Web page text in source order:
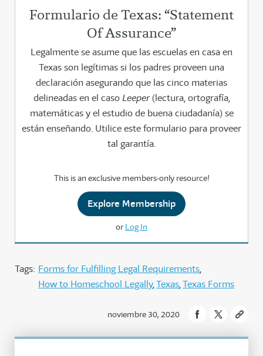
Formulario de Texas: “Statement
Of Assurance”
Legalmente se asume que las escuelas en casa en
Texas son legítimas si los padres proveen una
declaración asegurando que las cinco materias
delineadas en el casoLeeper(lectura, ortografía,
matemáticas y el estudio de buena ciudadanía) se
están enseñando. Utilice este formulario para proveer
tal garantía.
This is an exclusive members-only resource!
Explore Membership
or Log In
Tags: Forms for Fulfilling Legal Requirements
How to Homeschool Legally Texas Texas Forms
noviembre 30, 2020